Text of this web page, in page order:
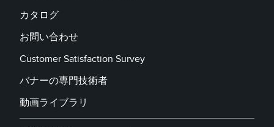
カタログ
お問い合わせ
Customer Satisfaction Survey
バナーの専門技術者
動画ライブラリ